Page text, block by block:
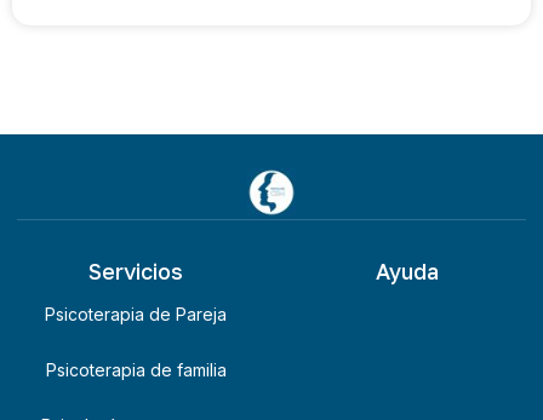
Servicios
Psicoterapia de Pareja
Psicoterapia de familia
Ayuda